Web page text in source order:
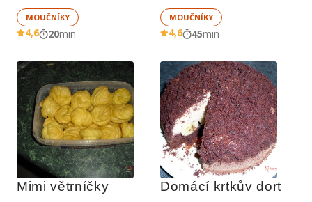
MOUČNÍKY
4,6 20min
MOUČNÍKY
4,6 45min
Mimi větrníčky Domácí krtkův dort